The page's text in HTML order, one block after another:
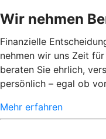
Wir nehmen
Finanzielle
nehmen wir uns Zeit
beraten Sie ehrlich,
persönlich – egal ob
Mehr erfahren